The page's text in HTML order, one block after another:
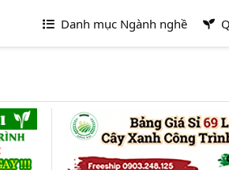
Danh mục Ngành nghề